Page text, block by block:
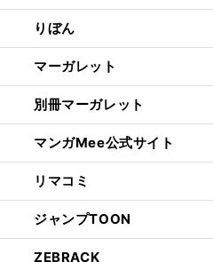
りぼん
マーガレット
別冊マーガレット
マンガMee公式サイト
リマコミ
ジャンプTOON
ZEBRACK